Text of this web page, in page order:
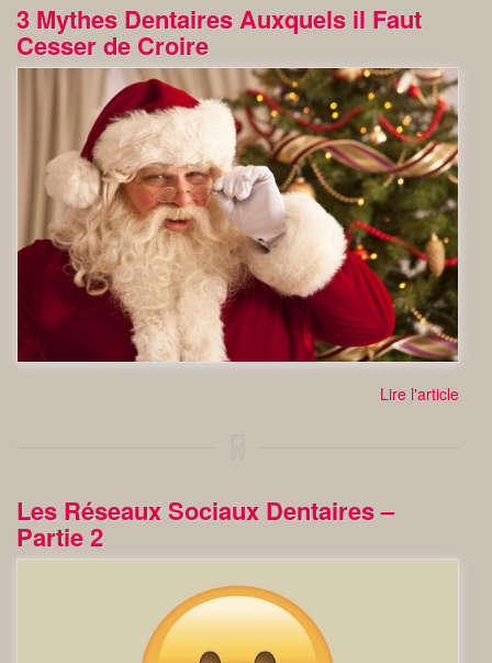
3 Mythes Dentaires Auxquels il Faut
Cesser de Croire
Lire l'article
Les Réseaux Sociaux Dentaires –
Partie 2